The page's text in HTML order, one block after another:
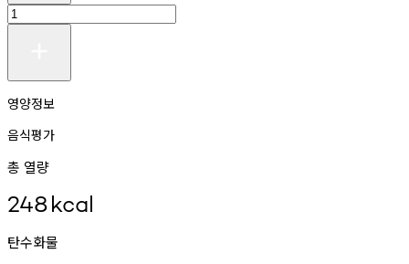
영양정보
음식평가
총 열량
248kcal
탄수화물